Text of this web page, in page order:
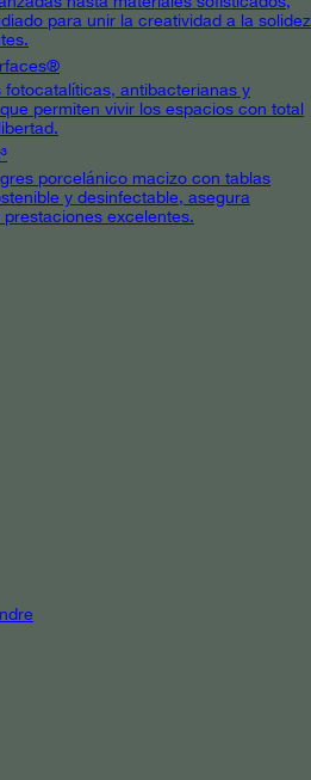
para unir la creatividad a la solidez
antibacterianas y
permiten vivir los espacios con total
porcelánico macizo con tablas
y desinfectable, asegura
excelentes.